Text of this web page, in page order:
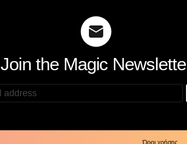
Join the Magic
Όροι χρήσης